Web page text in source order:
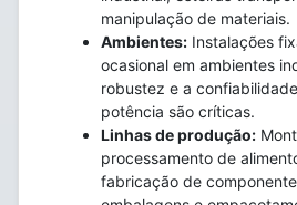
manipulação de materiais.
Ambientes: Instalações
ocasional em ambientes
robustez e a
potência são críticas.
Linhas de produção:
processamento de
fabricação de